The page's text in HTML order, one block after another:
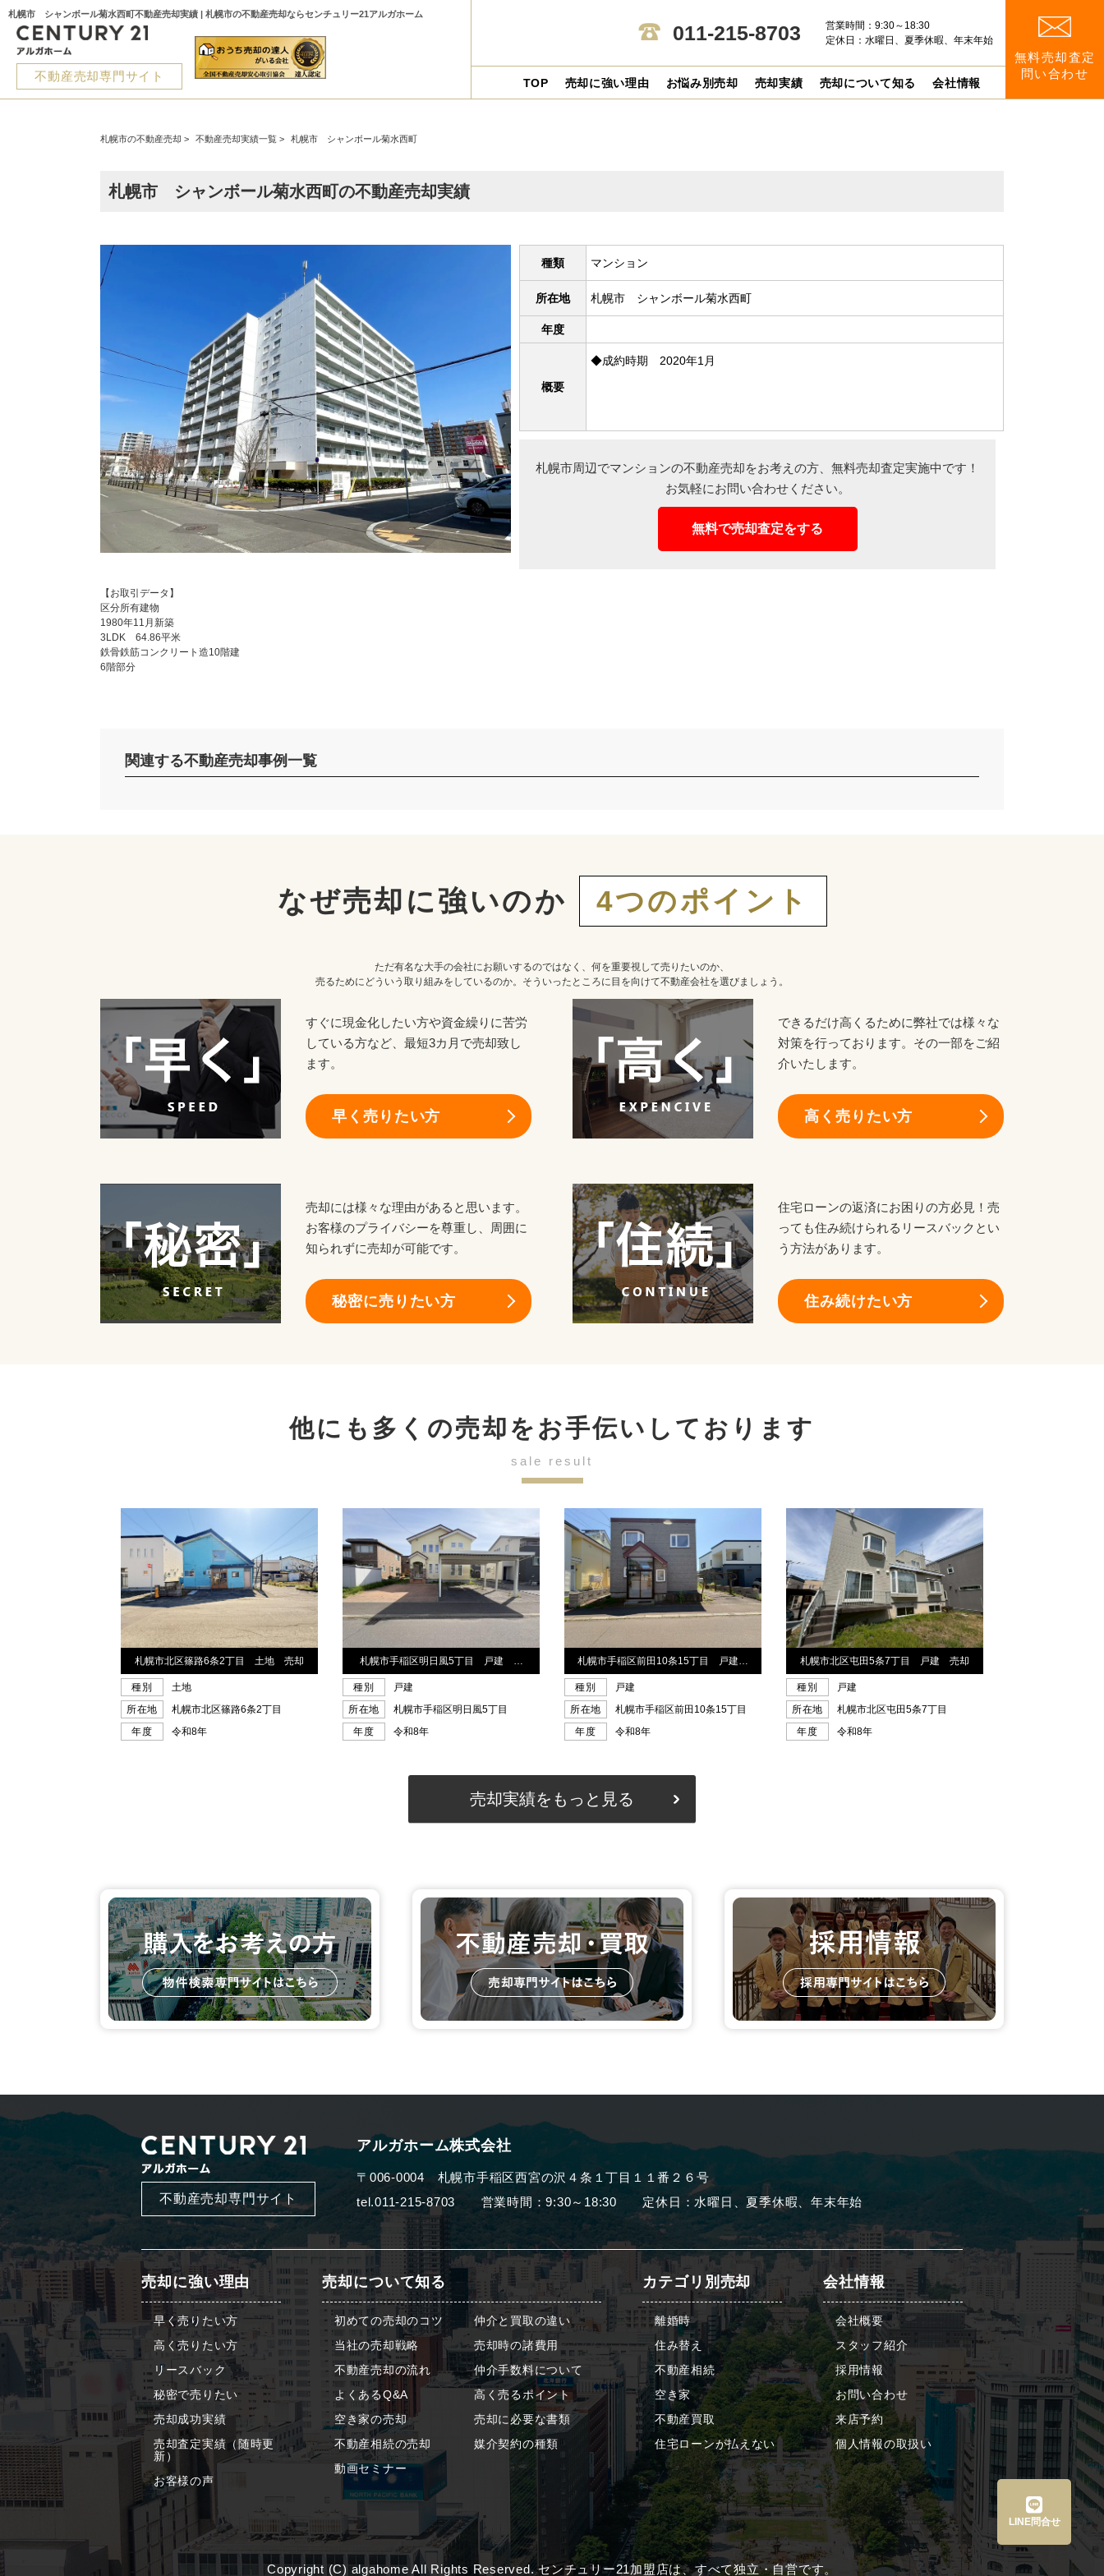
札幌市 シャンボール菊水西町不動産売却実績 | 札幌市の不動産売却ならセンチュリー21アルガホーム
不動産売却専門サイト
011-215-8703
営業時間：9:30～18:30
定休日：水曜日、夏季休暇、年末年始
TOP 売却に強い理由 お悩み別売却 売却実績 売却について知る 会社情報
無料売却査定
問い合わせ
札幌市の不動産売却 > 不動産売却実績一覧 > 札幌市 シャンボール菊水西町
札幌市 シャンボール菊水西町の不動産売却実績
種類 マンション
所在地 札幌市 シャンボール菊水西町
年度
概要
◆成約時期 2020年1月
札幌市周辺でマンションの不動産売却をお考えの方、 無料売却査定実施中です！
お気軽にお問い合わせください。
無料で売却査定をする
【お取引データ】
区分所有建物
1980年11月新築
3LDK 64.86平米
鉄骨鉄筋コンクリート造10階建
6階部分
関連する不動産売却事例一覧
なぜ売却に強いのか 4つのポイント
ただ有名な大手の会社にお願いするのではなく、何を重要視して売りたいのか、
売るためにどういう取り組みをしているのか。そういったところに目を向けて不動産会社を選びましょう。
すぐに現金化したい方や資金繰りに苦労
している方など、最短3カ月で売却致し
ます。
早く売りたい方
できるだけ高くるために弊社では様々な
対策を行っております。その一部をご紹
介いたします。
高く売りたい方
売却には様々な理由があると思います。
お客様のプライバシーを尊重し、周囲に
知られずに売却が可能です。
秘密に売りたい方
住宅ローンの返済にお困りの方必見！売
っても住み続けられるリースバックとい
う方法があります。
住み続けたい方
他にも多くの売却を お手伝いしております
sale result
売却実績をもっと見る
LINE問合せ
不動産売却専門サイト
アルガホーム株式会社
〒006-0004 札幌市手稲区西宮の沢４条１丁目１１番２６号
tel.011-215-8703 営業時間：9:30～18:30定休日：水曜日、夏季休暇、年末年始
売却に強い理由
早く売りたい方
高く売りたい方
リースバック
秘密で売りたい
売却成功実績
売却査定実績（随時更
新）
お客様の声
売却について知る
初めての売却のコツ
当社の売却戦略
不動産売却の流れ
よくあるQ&A
空き家の売却
不動産相続の売却
動画セミナー
仲介と買取の違い
売却時の諸費用
仲介手数料について
高く売るポイント
売却に必要な書類
媒介契約の種類
カテゴリ別売却
離婚時
住み替え
不動産相続
空き家
不動産買取
住宅ローンが払えない
会社情報
会社概要
スタッフ紹介
採用情報
お問い合わせ
来店予約
個人情報の取扱い
Copyright (C) algahome All Rights Reserved. センチュリー21加盟店は、すべて独立・自営です。